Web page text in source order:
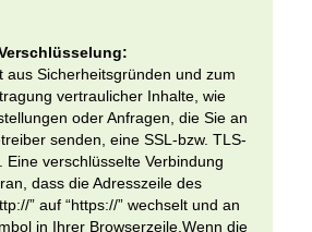
aus Sicherheitsgründen und zum
vertraulicher Inhalte, wie
oder Anfragen, die Sie an
senden, eine SSL-bzw. TLS-
Eine verschlüsselte Verbindung
dass die Adresszeile des
” auf “https://” wechselt und an
in Ihrer Browserzeile.Wenn die